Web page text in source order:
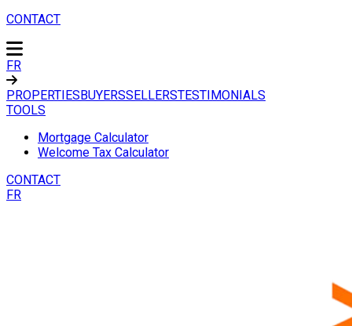
CONTACT
FR
PROPERTIESBUYERSSELLERSTESTIMONIALS
TOOLS
Mortgage Calculator
Welcome Tax Calculator
CONTACT
FR